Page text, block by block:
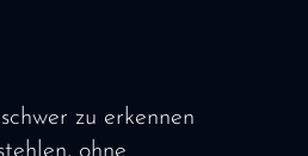
zu erkennen
ohne